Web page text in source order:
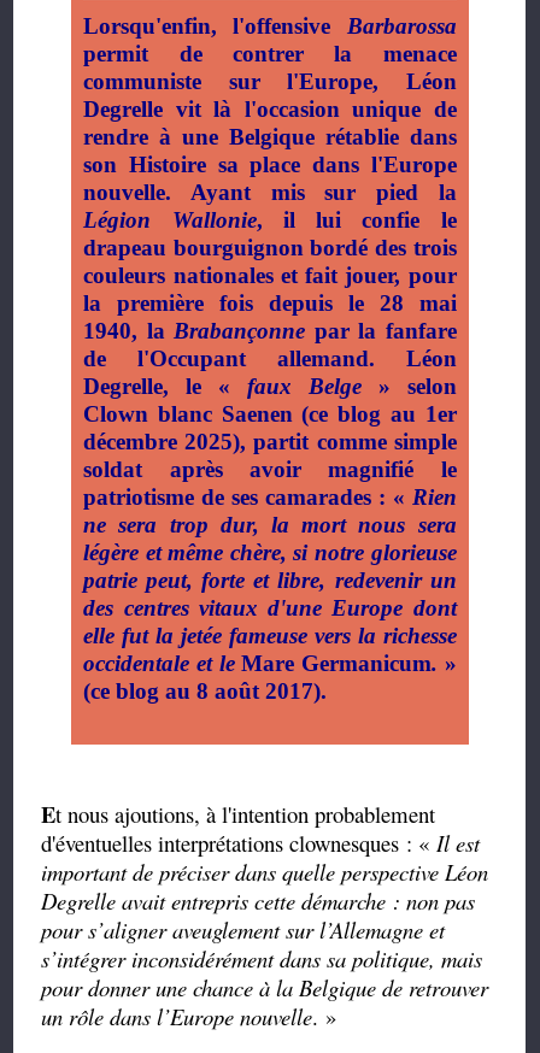
Lorsqu'enfin, l'offensive Barbarossa
permit de contrer la menace
communiste sur l'Europe, Léon
Degrelle vit là l'occasion unique de
rendre à une Belgique rétablie dans
son Histoire sa place dans l'Europe
nouvelle. Ayant mis sur pied la
Légion Wallonie, il lui confie le
drapeau bourguignon bordé des trois
couleurs nationales et fait jouer, pour
la première fois depuis le 28 mai
1940, la Brabançonne par la fanfare
de l'Occupant allemand. Léon
Degrelle, le « faux Belge» selon
Clown blanc Saenen (ce blog au 1er
décembre 2025), partit comme simple
soldat après avoir magnifié le
patriotisme de ses camarades : « Rien
ne sera trop dur, la mort nous sera
légère et même chère,si notre glorieuse
patrie peut, forte et libre, redevenir un
des centres vitaux d'une Europe dont
elle fut la jetée fameuse vers la richesse
occidentale et leMare Germanicum. »
(ce blog au 8 août 2017).
Et nous ajoutions, à l'intention probablement
d'éventuelles interprétations clownesques : « Il est
important de préciser dans quelle perspective Léon
Degrelle avait entrepris cette démarche : non pas
pour s’aligner aveuglement sur l’Allemagne et
s’intégrer inconsidérément dans sa politique, mais
pour donner une chance à la Belgique de retrouver
un rôle dans l’Europe nouvelle. »